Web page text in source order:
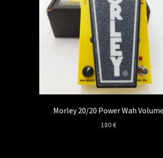
Morley 20/20 Power Wah Volume
180€